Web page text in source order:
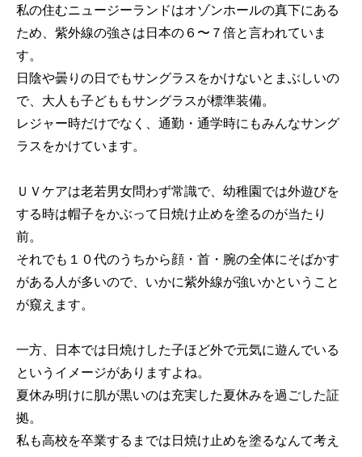
私の住むニュージーランドはオゾンホールの真下にある
ため、紫外線の強さは日本の６〜７倍と言われていま
す。
日陰や曇りの日でもサングラスをかけないとまぶしいの
で、大人も子どももサングラスが標準装備。
レジャー時だけでなく、通勤・通学時にもみんなサング
ラスをかけています。
ＵＶケアは老若男女問わず常識で、幼稚園では外遊びを
する時は帽子をかぶって日焼け止めを塗るのが当たり
前。
それでも１０代のうちから顔・首・腕の全体にそばかす
がある人が多いので、いかに紫外線が強いかということ
が窺えます。
一方、日本では日焼けした子ほど外で元気に遊んでいる
というイメージがありますよね。
夏休み明けに肌が黒いのは充実した夏休みを過ごした証
拠。
私も高校を卒業するまでは日焼け止めを塗るなんて考え